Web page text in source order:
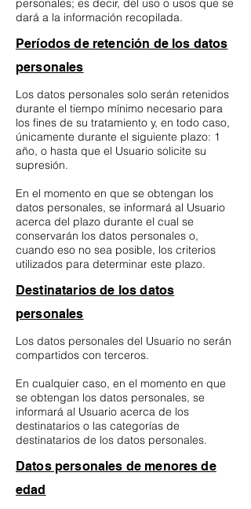
personales; es decir, del uso o usos que se
dará a la información recopilada.
Períodos de retención de los datos
personales
Los datos personales solo serán retenidos
durante el tiempo mínimo necesario para
los fines de su tratamiento y, en todo caso,
únicamente durante el siguiente plazo: 1
año, o hasta que el Usuario solicite su
supresión.
En el momento en que se obtengan los
datos personales, se informará al Usuario
acerca del plazo durante el cual se
conservarán los datos personales o,
cuando eso no sea posible, los criterios
utilizados para determinar este plazo.
Destinatarios de los datos
personales
Los datos personales del Usuario no serán
compartidos con terceros.
En cualquier caso, en el momento en que
se obtengan los datos personales, se
informará al Usuario acerca de los
destinatarios o las categorías de
destinatarios de los datos personales.
Datos personales de menores de
edad